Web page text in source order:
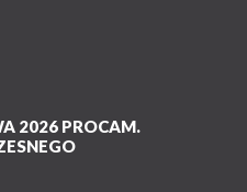
2026 PROCAM.